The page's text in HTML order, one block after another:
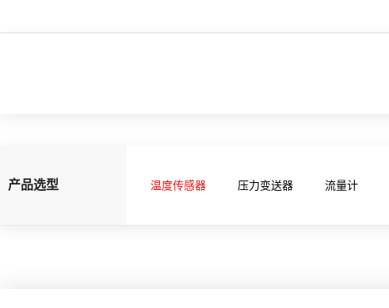
产品选型 温度传感器 压力变送器 流量计